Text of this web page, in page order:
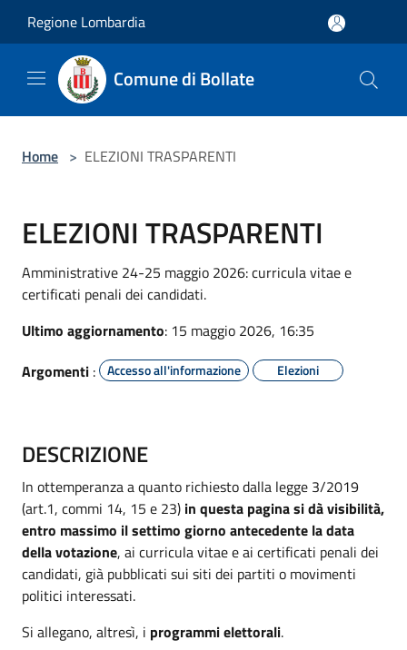
Regione Lombardia
Comune di Bollate
Home > ELEZIONI TRASPARENTI
ELEZIONI TRASPARENTI
Amministrative 24-25 maggio 2026: curricula vitae e
certificati penali dei candidati.
Ultimo aggiornamento: 15 maggio 2026, 16:35
Argomenti : Accesso all'informazione Elezioni
DESCRIZIONE
In ottemperanza a quanto richiesto dalla legge 3/2019
(art.1, commi 14, 15 e 23) in questa pagina si dà visibilità,
entro massimo il settimo giorno antecedente la data
della votazione, ai curricula vitae e ai certificati penali dei
candidati, già pubblicati sui siti dei partiti o movimenti
politici interessati.
Si allegano, altresì, i programmi elettorali.